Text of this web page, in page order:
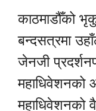
काठमाडौँको
बन्दसत्रमा
जेनजी
महाधिवेशनको
महाधिवेशनको